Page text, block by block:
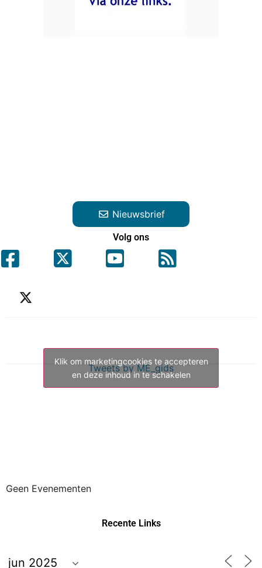
Nieuwsbrief
Volg ons
Tweets by ME_gids
Klik om marketingcookies te accepteren
en deze inhoud in te schakelen
Geen Evenementen
Recente Links